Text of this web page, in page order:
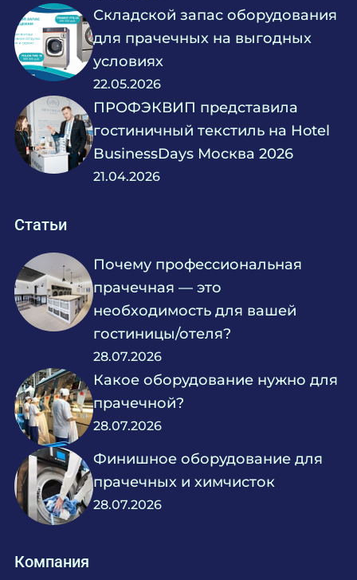
Складской запас оборудования
для прачечных на выгодных
условиях
22.05.2026
ПРОФЭКВИП представила
гостиничный текстиль на Hotel
BusinessDays Москва 2026
21.04.2026
Статьи
Почему профессиональная
прачечная — это
необходимость для вашей
гостиницы/отеля?
28.07.2026
Какое оборудование нужно для
прачечной?
28.07.2026
Финишное оборудование для
прачечных и химчисток
28.07.2026
Компания